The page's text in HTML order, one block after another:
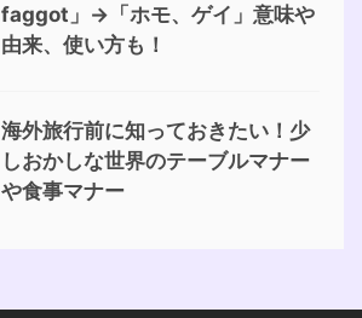
faggot」→「ホモ、ゲイ」意味や
由来、使い方も！
海外旅行前に知っておきたい！少
しおかしな世界のテーブルマナー
や食事マナー